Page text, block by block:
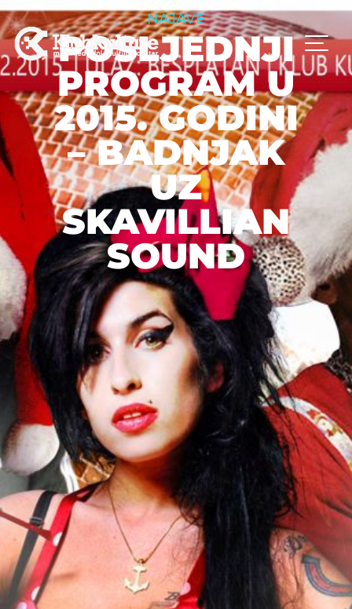
NAJAVE
POSLJEDNJI
PROGRAM U
2015. GODINI
– BADNJAK
UZ
SKAVILLIAN
SOUND